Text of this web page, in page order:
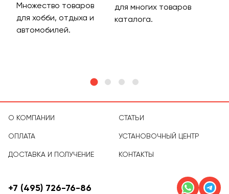
Множество товаров
для хобби, отдыха и
автомобилей.
для многих товаров
каталога.
О КОМПАНИИ
ОПЛАТА
ДОСТАВКА И ПОЛУЧЕНИЕ
СТАТЬИ
УСТАНОВОЧНЫЙ ЦЕНТР
КОНТАКТЫ
+7 (495) 726-76-86